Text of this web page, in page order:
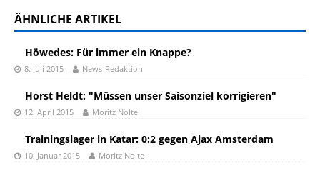
ÄHNLICHE ARTIKEL
Höwedes: Für immer ein Knappe?
8. Juli 2015 News-Redaktion
Horst Heldt: "Müssen unser Saisonziel korrigieren"
12. April 2015 Moritz Nolte
Trainingslager in Katar: 0:2 gegen Ajax Amsterdam
10. Januar 2015 Moritz Nolte